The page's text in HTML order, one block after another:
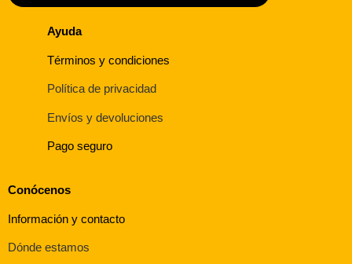
Ayuda
Términos y condiciones
Política de privacidad
Envíos y devoluciones
Pago seguro
Conócenos
Información y contacto
Dónde estamos